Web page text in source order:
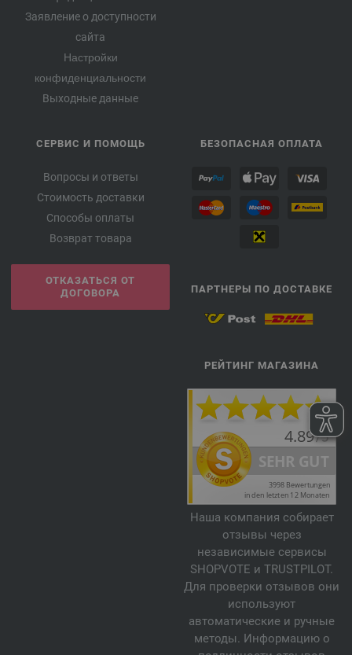
Заявление о доступности
сайта
Настройки
конфиденциальности
Выходные данные
СЕРВИС И ПОМОЩЬ
Вопросы и ответы
Стоимость доставки
Способы оплаты
Возврат товара
ОТКАЗАТЬСЯ ОТ
ДОГОВОРА
БЕЗОПАСНАЯ ОПЛАТА
ПАРТНЕРЫ ПО ДОСТАВКЕ
РЕЙТИНГ МАГАЗИНА
Наша компания собирает
отзывы через
независимые сервисы
SHOPVOTE и TRUSTPILOT.
Для проверки отзывов они
используют
автоматические и ручные
методы. Информацию о